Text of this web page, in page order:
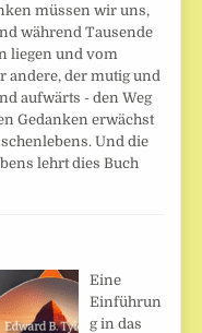
müssen wir uns,
während Tausende
liegen und vom
andere, der mutig und
aufwärts - den Weg
Gedanken erwächst
Und die
lehrt dies Buch
Eine
Einführun
g in das